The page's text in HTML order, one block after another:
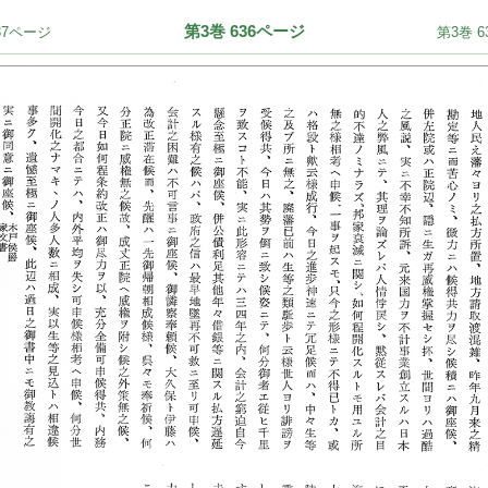
第3巻 636ページ